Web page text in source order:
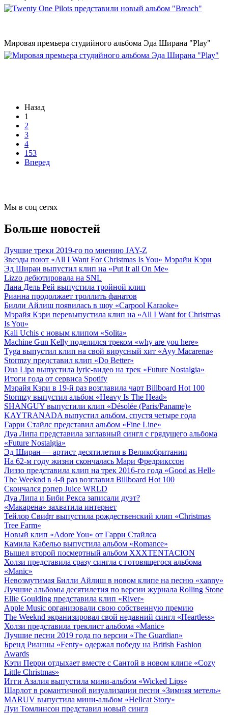
Мировая премьера студийного альбома Эда Ширана "Play"
Назад
1
2
3
4
153
Вперед
Мы в соц сетях
Больше новостей
Лучшие треки 2019-го по мнению JAY-Z
Звезды поют «All I Want For Christmas Is You» Мэрайи Кэри
Эд Ширан выпустил клип на «Put It all On Me»
Lizzo дебютировала на SNL
Лана Дель Рей выпустила тройной клип
Рианна продолжает троллить фанатов
Билли Айлиш появилась в шоу «Carpool Karaoke»
Мэрайя Кэри перевыпустила клип на «All I Want for Christmas
Is You»
Kali Uchis с новым клипом «Solita»
Machine Gun Kelly поделился треком «why are you here»
Tyga выпустил клип на свой вирусный хит «Ayy Macarena»
Stormzy представил клип «Do Better»
Dua Lipa выпустила lyric-видео на трек «Future Nostalgia»
Итоги года от сервиса Spotify
Мэрайя Кэри в 19-й раз возглавила чарт Billboard Hot 100
Stormzy выпустил альбом «Heavy Is The Head»
SHANGUY выпустили клип «Désolée (Paris/Paname)»
KAYTRANADA выпустил альбом, спустя четыре года
Гарри Стайлс представил альбом «Fine Line»
Дуа Липа представила заглавный сингл с грядущего альбома
«Future Nostalgia»
Эд Ширан — артист десятилетия в Великобритании
На 62-м году жизни скончалась Мари Фредрикссон
Лиззо представила клип на трек 2016-го года «Good as Hell»
The Weeknd в 4-й раз возглавил Billboard Hot 100
Скончался рэпер Juice WRLD
Дуа Липа и Биби Рекса записали дуэт?
«Макарена» захватила интернет
Тейлор Свифт выпустила рождественский клип «Christmas
Tree Farm»
Новый клип «Adore You» от Гарри Стайлса
Камила Кабельо выпустила альбом «Romance»
Вышел второй посмертный альбом XXXTENTACION
Холзи представила сразу сингла с готовящегося альбома
«Manic»
Невозмутимая Билли Айлиш в новом клипе на песню «xanny»
Лучшие альбомы десятилетия по версии журнала Rolling Stone
Ellie Goulding представила клип «River»
Apple Music организовали свою собственную премию
The Weeknd экранизировал свой недавний сингл «Heartless»
Холзи представила треклист альбома «Manic»
Лучшие песни 2019 года по версии «The Guardian»
Бренд Рианны «Fenty» одержал победу на British Fashion
Awards
Кэти Перри отдыхает вместе с Сантой в новом клипе «Cozy
Little Christmas»
Игги Азалия выпустила мини-альбом «Wicked Lips»
Шарлот в романтичной визуализации песни «Зимняя метель»
MARUV выпустила мини-альбом «Hellcat Story»
Луи Томлинсон представил новый сингл